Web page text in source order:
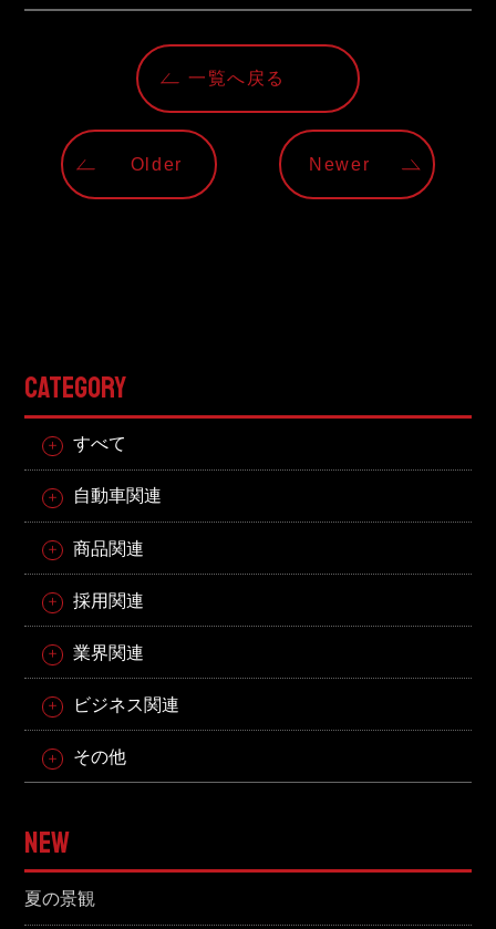
一覧へ戻る
Older Newer
CATEGORY
すべて
自動車関連
商品関連
採用関連
業界関連
ビジネス関連
その他
NEW
夏の景観